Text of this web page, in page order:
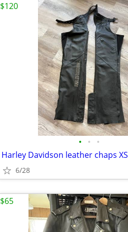
• • •
Harley Davidson leather chaps XS
6/28
$120
$65